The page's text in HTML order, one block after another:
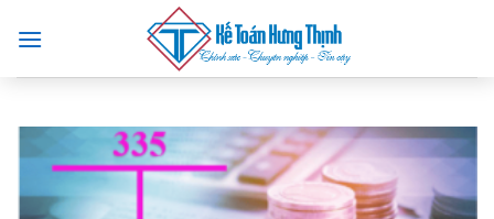
content